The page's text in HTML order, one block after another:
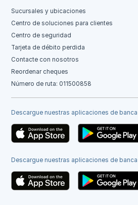
Sucursales y ubicaciones
Centro de soluciones para clientes
Centro de seguridad
Tarjeta de débito perdida
Contacte con nosotros
Reordenar cheques
Número de ruta: 011500858
Descargue nuestras aplicaciones de banca
Descargue nuestras aplicaciones de